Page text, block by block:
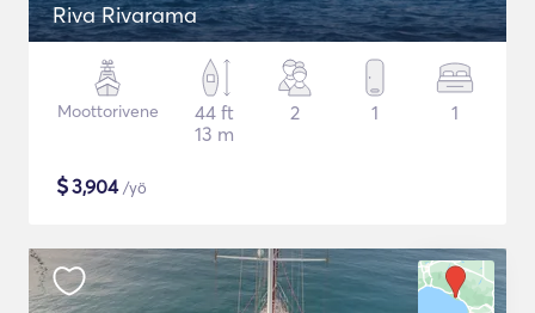
Riva Rivarama
Moottorivene
44 ft
13 m
2 1 1
$3,904/yö